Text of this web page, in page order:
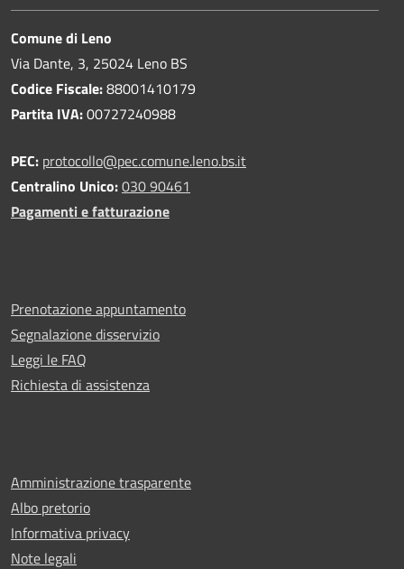
Comune di Leno
Via Dante, 3, 25024 Leno BS
Codice Fiscale:88001410179
Partita IVA:00727240988
PEC: protocollo@pec.comune.leno.bs.it
Centralino Unico:030 90461
Pagamenti e fatturazione
Prenotazione appuntamento
Segnalazione disservizio
Leggi le FAQ
Richiesta di assistenza
Amministrazione trasparente
Albo pretorio
Informativa privacy
Note legali